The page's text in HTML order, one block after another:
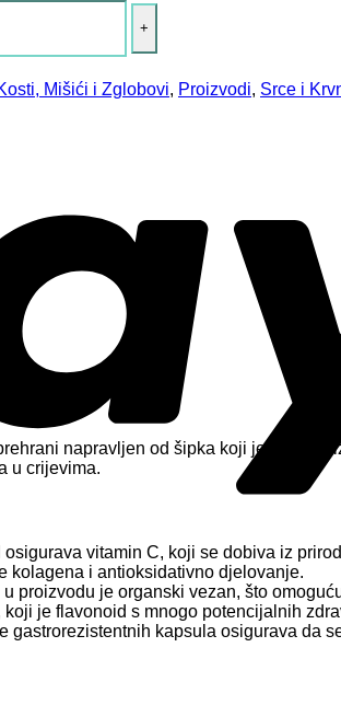
Mišići i Zglobovi, Proizvodi, Srce i
napravljen od šipka koji je prirodni
u crijevima.
osigurava vitamin C, koji se dobiva iz
kolagena i antioksidativno djelovanje.
proizvodu je organski vezan, što
je flavonoid s mnogo potencijalnih
gastrorezistentnih kapsula osigurava da